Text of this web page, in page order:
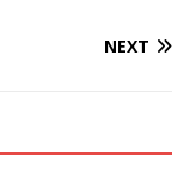
NEXT